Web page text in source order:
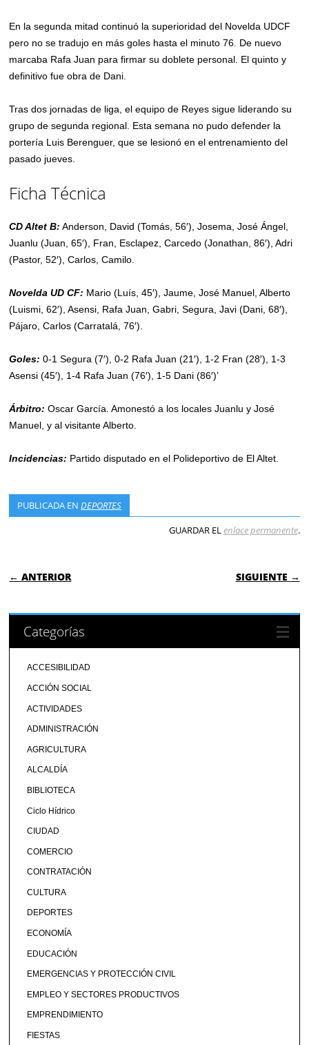
En la segunda mitad continuó la superioridad del Novelda UDCF
pero no se tradujo en más goles hasta el minuto 76. De nuevo
marcaba Rafa Juan para firmar su doblete personal. El quinto y
definitivo fue obra de Dani.
Tras dos jornadas de liga, el equipo de Reyes sigue liderando su
grupo de segunda regional. Esta semana no pudo defender la
portería Luis Berenguer, que se lesionó en el entrenamiento del
pasado jueves.
Ficha Técnica
CD Altet B: Anderson, David (Tomás, 56′), Josema, José Ángel,
Juanlu (Juan, 65′), Fran, Esclapez, Carcedo (Jonathan, 86′), Adri
(Pastor, 52′), Carlos, Camilo.
Novelda UD CF: Mario (Luís, 45′), Jaume, José Manuel, Alberto
(Luismi, 62′), Asensi, Rafa Juan, Gabri, Segura, Javi (Dani, 68′),
Pájaro, Carlos (Carratalá, 76′).
Goles: 0-1 Segura (7′), 0-2 Rafa Juan (21′), 1-2 Fran (28′), 1-3
Asensi (45′), 1-4 Rafa Juan (76′), 1-5 Dani (86′)’
Árbitro: Oscar García. Amonestó a los locales Juanlu y José
Manuel, y al visitante Alberto.
Incidencias: Partido disputado en el Polideportivo de El Altet.
PUBLICADA ENDEPORTES
GUARDAR ELenlace permanente.
NAVEGACIÓN DE ENTRADAS
← ANTERIOR SIGUIENTE →
Categorías
ACCESIBILIDAD
ACCIÓN SOCIAL
ACTIVIDADES
ADMINISTRACIÓN
AGRICULTURA
ALCALDÍA
BIBLIOTECA
Ciclo Hídrico
CIUDAD
COMERCIO
CONTRATACIÓN
CULTURA
DEPORTES
ECONOMÍA
EDUCACIÓN
EMERGENCIAS Y PROTECCIÓN CIVIL
EMPLEO Y SECTORES PRODUCTIVOS
EMPRENDIMIENTO
FIESTAS